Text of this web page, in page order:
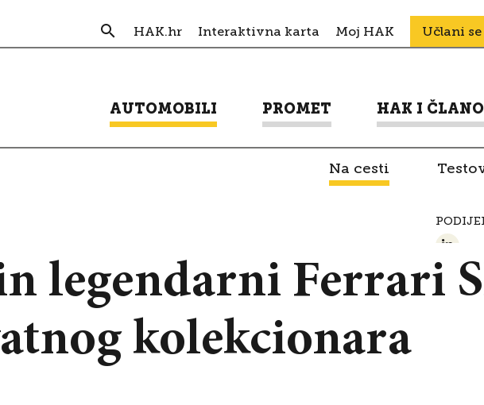
HAK.hr Interaktivna karta Moj HAK Učlani
AUTOMOBILI PROMET HAK I
Na cesti
legendarni Ferrari
kolekcionara